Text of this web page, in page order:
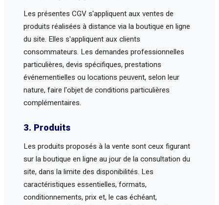
Les présentes CGV s'appliquent aux ventes de
produits réalisées à distance via la boutique en ligne
du site. Elles s'appliquent aux clients
consommateurs. Les demandes professionnelles
particulières, devis spécifiques, prestations
événementielles ou locations peuvent, selon leur
nature, faire l'objet de conditions particulières
complémentaires.
3. Produits
Les produits proposés à la vente sont ceux figurant
sur la boutique en ligne au jour de la consultation du
site, dans la limite des disponibilités. Les
caractéristiques essentielles, formats,
conditionnements, prix et, le cas échéant,